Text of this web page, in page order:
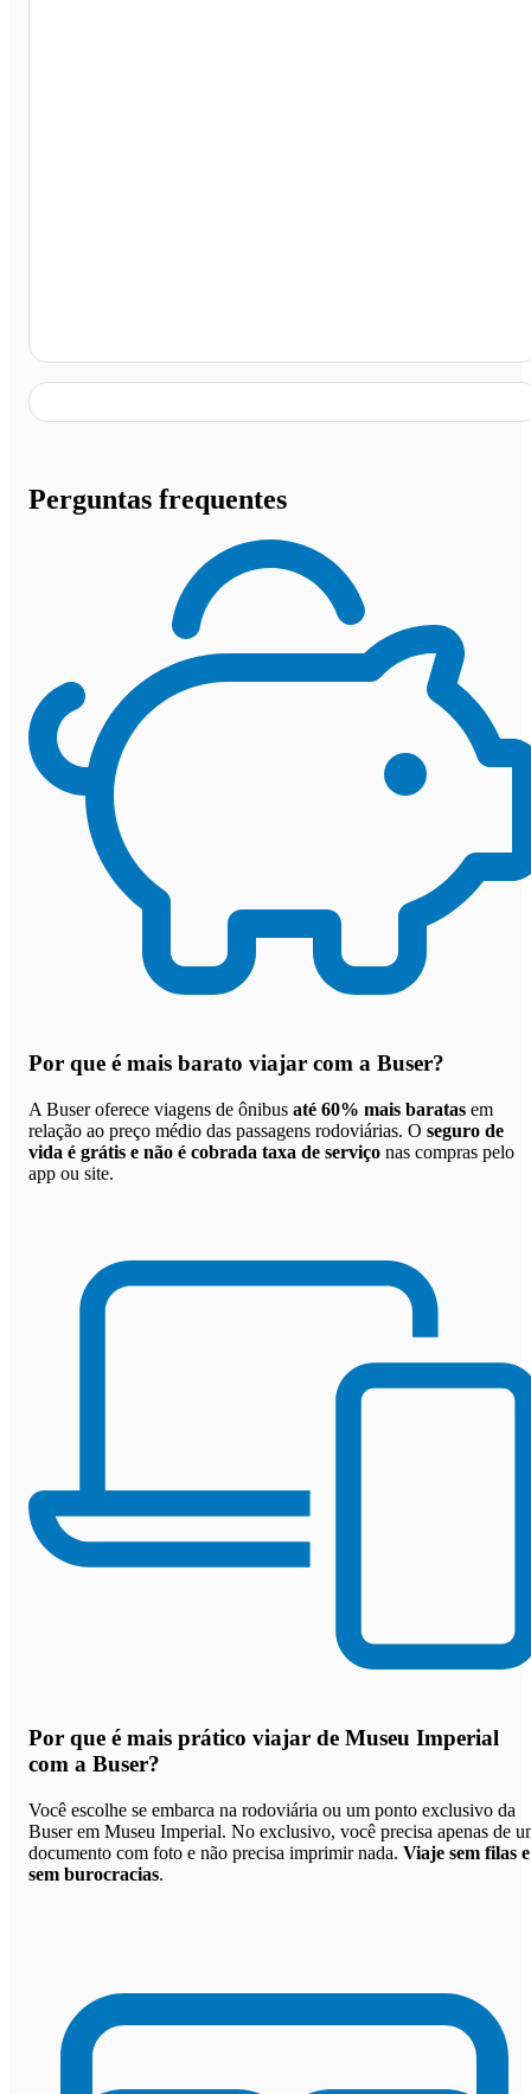
Perguntas frequentes
Por que é mais barato viajar com a Buser?
A Buser oferece viagens de ônibus até 60% mais baratas em
relação ao preço médio das passagens rodoviárias. O seguro de
vida é grátis e não é cobrada taxa de serviço nas compras pelo
app ou site.
Por que é mais prático viajar de Museu Imperial
com a Buser?
Você escolhe se embarca na rodoviária ou um ponto exclusivo da
Buser em Museu Imperial. No exclusivo, você precisa apenas de
documento com foto e não precisa imprimir nada. Viaje sem filas e
sem burocracias.